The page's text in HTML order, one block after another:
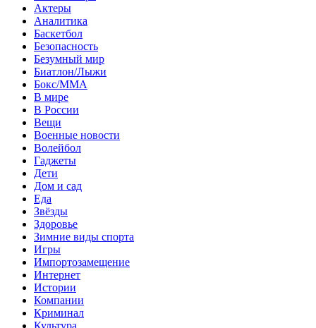
Актеры
Аналитика
Баскетбол
Безопасность
Безумный мир
Биатлон/Лыжи
Бокс/MMA
В мире
В России
Вещи
Военные новости
Волейбол
Гаджеты
Дети
Дом и сад
Еда
Звёзды
Здоровье
Зимние виды спорта
Игры
Импортозамещение
Интернет
Истории
Компании
Криминал